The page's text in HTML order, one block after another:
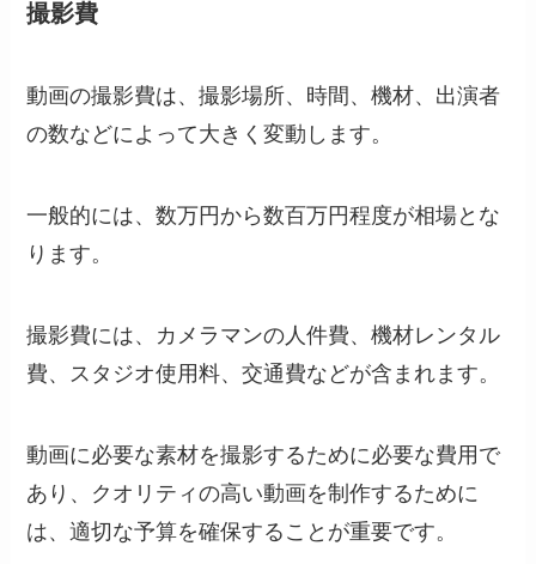
撮影費
動画の撮影費は、撮影場所、時間、機材、出演者
の数などによって大きく変動します。
一般的には、数万円から数百万円程度が相場とな
ります。
撮影費には、カメラマンの人件費、機材レンタル
費、スタジオ使用料、交通費などが含まれます。
動画に必要な素材を撮影するために必要な費用で
あり、クオリティの高い動画を制作するために
は、適切な予算を確保することが重要です。